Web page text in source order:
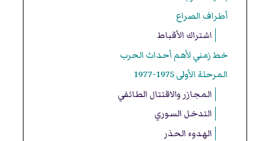
أطراف الصراع
اشتراك الأقباط
خط زمني لأهم أحداث الحرب
المرحلة الأولى 1975-1977
المجازر والاقتتال الطائفي
التدخل السوري
الهدوء الحذر